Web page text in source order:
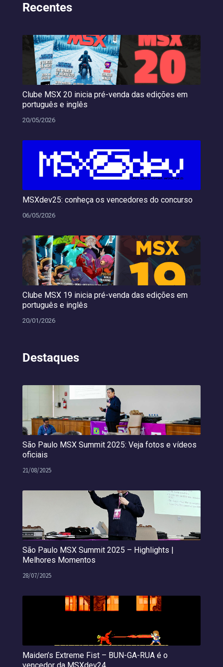
Recentes
Clube MSX 20 inicia pré-venda das edições em
português e inglês
20/05/2026
MSXdev25: conheça os vencedores do concurso
06/05/2026
Clube MSX 19 inicia pré-venda das edições em
português e inglês
20/01/2026
Destaques
São Paulo MSX Summit 2025: Veja fotos e vídeos
oficiais
21/08/2025
São Paulo MSX Summit 2025 – Highlights |
Melhores Momentos
28/07/2025
Maiden’s Extreme Fist – BUN-GA-RUA é o